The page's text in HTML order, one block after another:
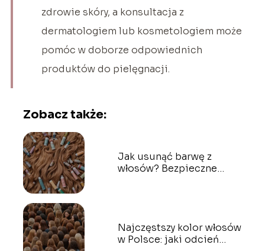
zdrowie skóry, a konsultacja z
dermatologiem lub kosmetologiem może
pomóc w doborze odpowiednich
produktów do pielęgnacji.
Zobacz także:
Jak usunąć barwę z
włosów? Bezpieczne
Najczęstszy kolor włosów
w Polsce: jaki odcień